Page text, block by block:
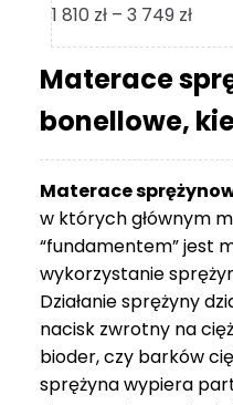
1 810 zł – 3 749 zł
cen:
od
1
810
749 zł
Materace
bonellowe,
Materace
w których głównym
“fundamentem” jest
wykorzystanie
Działanie sprężyny
nacisk zwrotny na
bioder, czy barków
sprężyna wypiera